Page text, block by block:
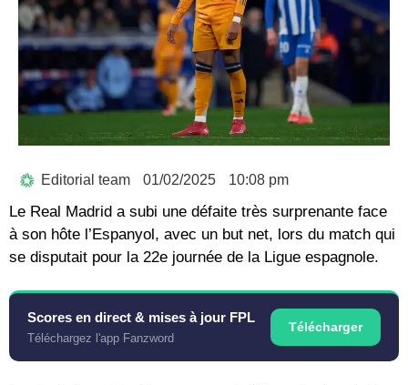
Editorial team 01/02/2025 10:08 pm
Le Real Madrid a subi une défaite très surprenante face
à son hôte l’Espanyol, avec un but net, lors du match qui
se disputait pour la 22e journée de la Ligue espagnole.
Scores en direct & mises à jour FPL
Téléchargez l'app Fanzword
Télécharger